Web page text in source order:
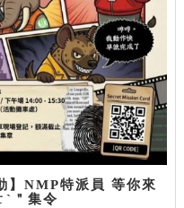
】NMP特派員 等你來
＂集令